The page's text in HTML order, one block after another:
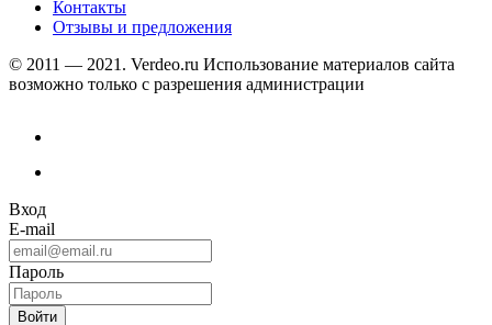
Контакты
Отзывы и предложения
© 2011 — 2021. Verdeo.ru Использование материалов сайта
возможно только с разрешения администрации
Вход
E-mail
Пароль